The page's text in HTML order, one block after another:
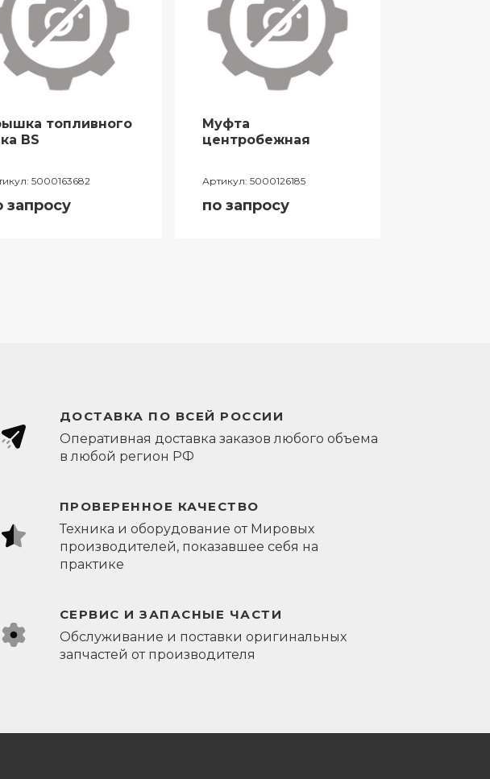
топливного
BS
5000163682
запросу
Муфта
центробежная
Артикул: 5000126185
по запросу
ДОСТАВКА ПО ВСЕЙ РОССИИ
Оперативная доставка заказов любого объема
в любой регион РФ
ПРОВЕРЕННОЕ КАЧЕСТВО
Техника и оборудование от Мировых
производителей, показавшее себя на
практике
СЕРВИС И ЗАПАСНЫЕ ЧАСТИ
Обслуживание и поставки оригинальных
запчастей от производителя